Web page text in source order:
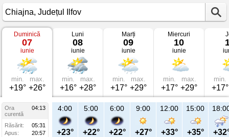
Vremea
Chiajna
07
iunie
2026
Județul
Ilfov
Duminică
07
iunie
min.
+19°
max.
+26°
Luni
08
iunie
min.
+16°
max.
+28°
Marți
09
iunie
min.
+17°
max.
+29°
Miercuri
10
iunie
min.
+17°
max.
+29°
min.
+17°
Ora
04:13
curentă
Răsărit:
05:31
Apus:
20:57
4:00
+23°
5:00
+22°
6:00
+22°
9:00
+27°
12:00
+33°
15:00
+35°